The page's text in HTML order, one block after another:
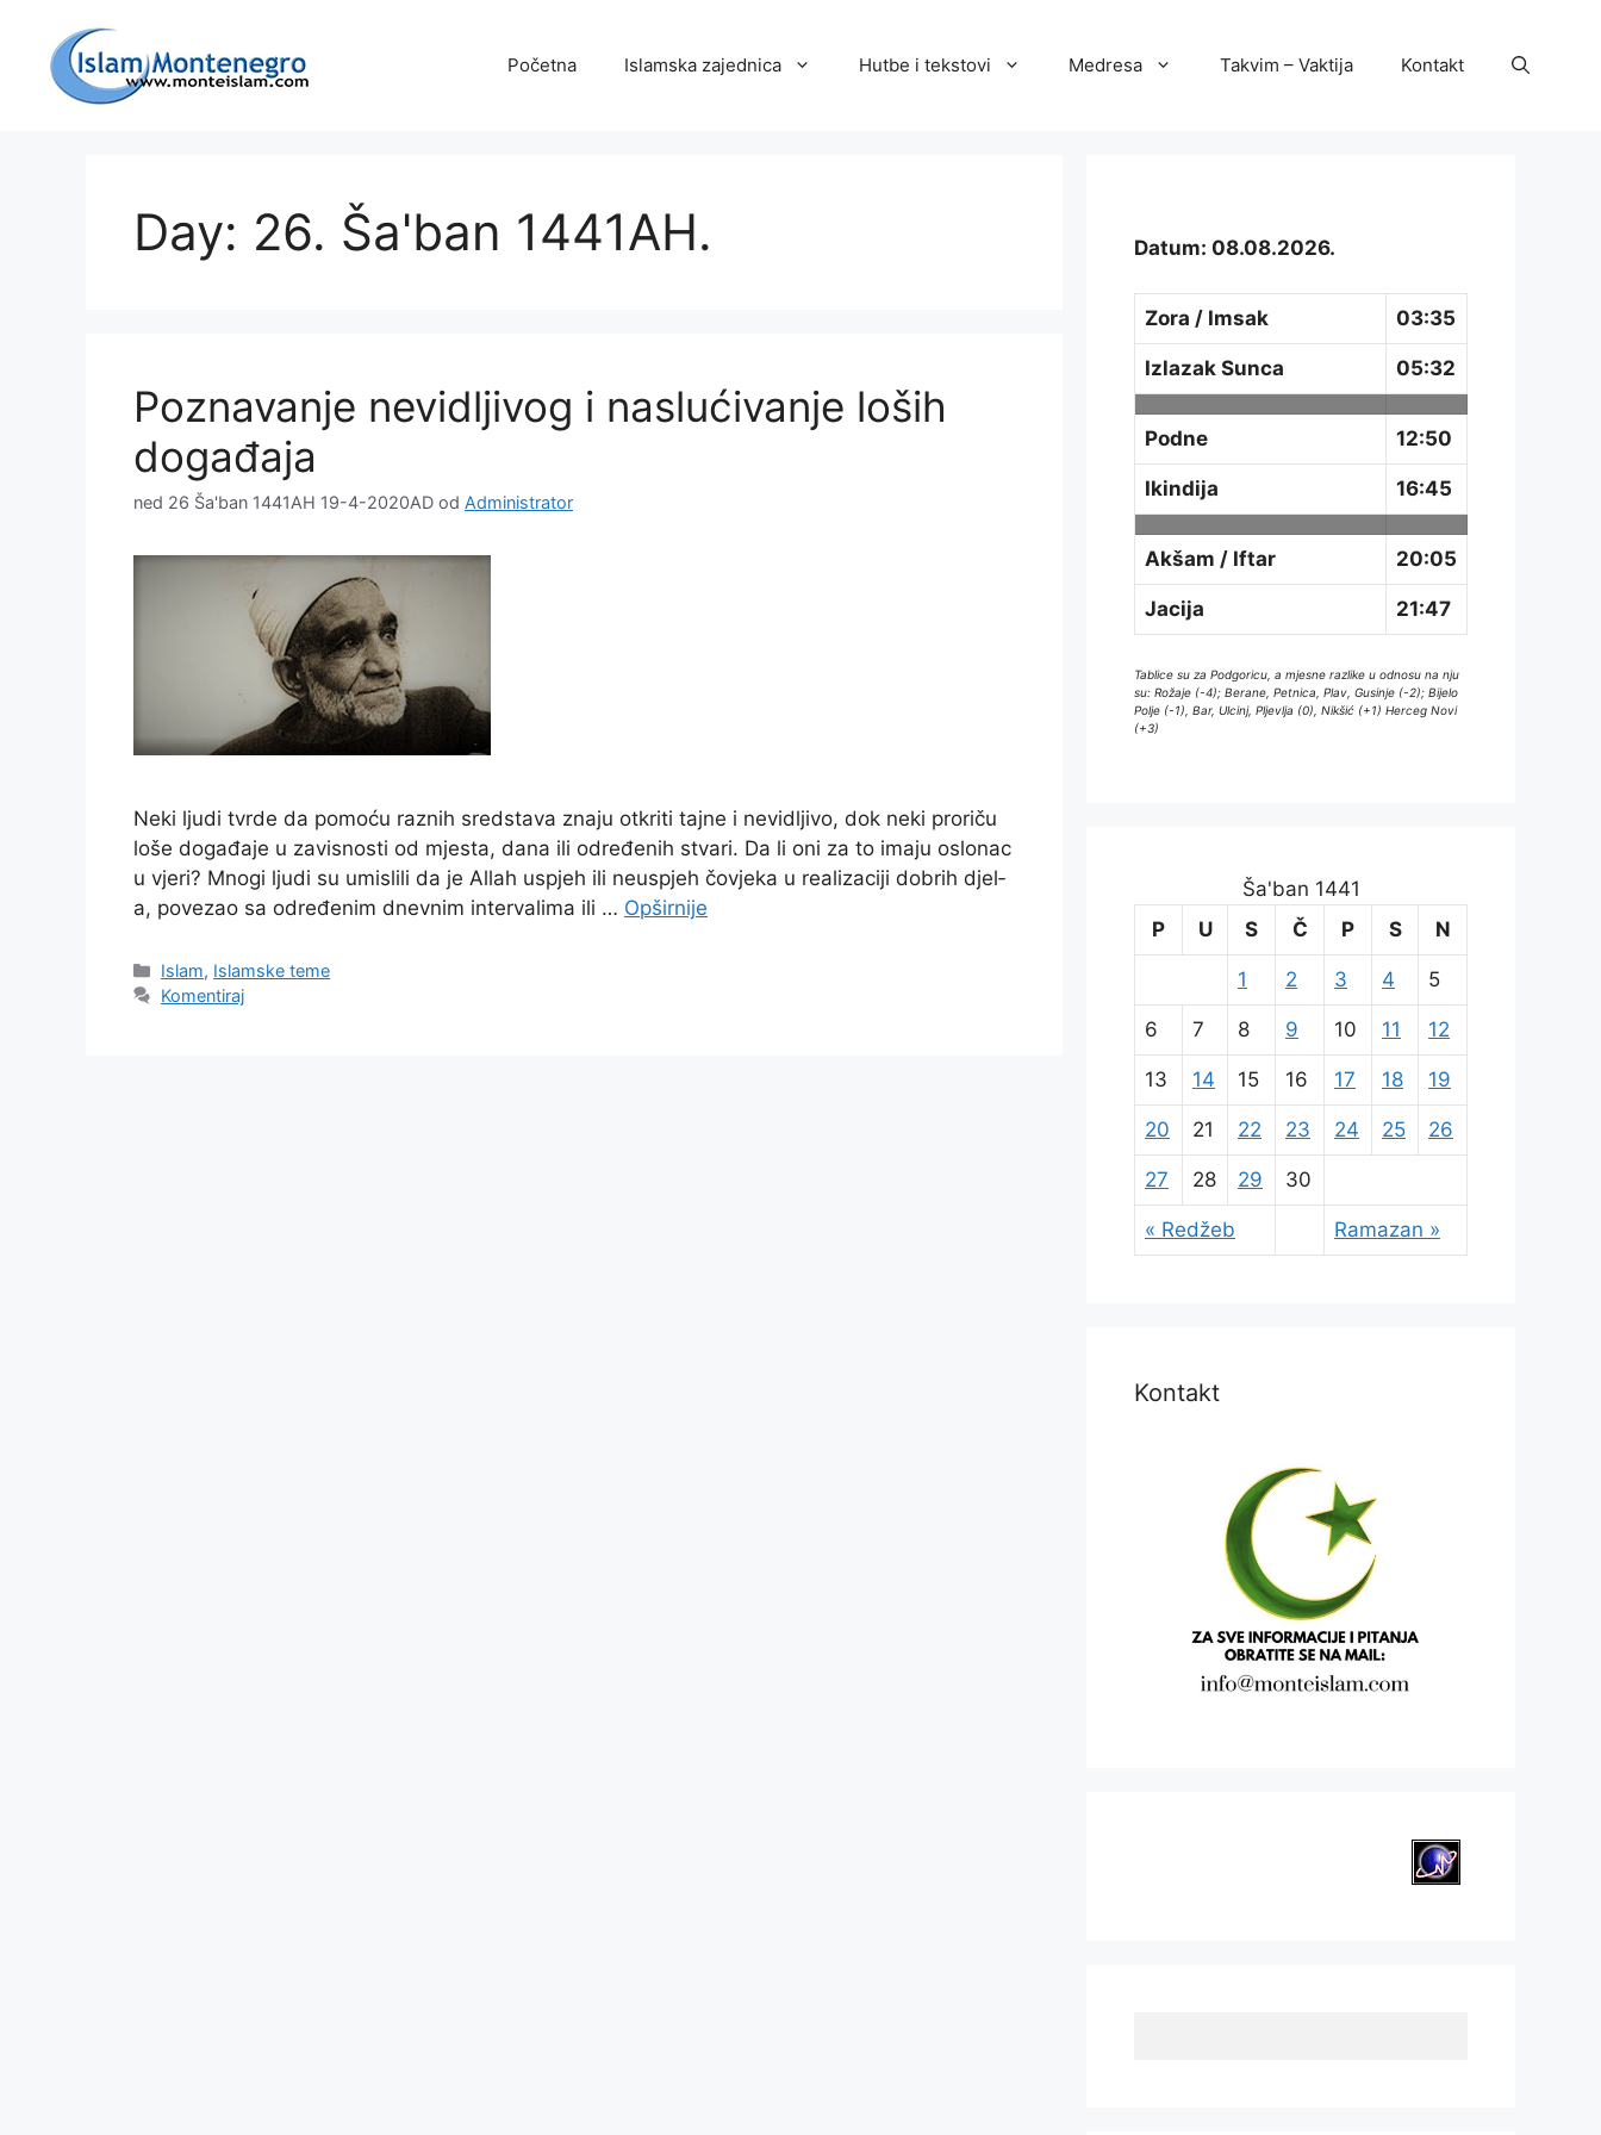
sadržaj
Početna Islamska zajednica Hutbe i tekstovi Medresa Takvim – Vaktija Kontakt
Day: 26. Ša'ban 1441AH.
Poznavanje nevidljivog i naslućivanje loših
događaja
ned 26 Ša'ban 1441AH 19-4-2020AD od Administrator
Neki ljudi tvrde da pomoću raznih sredstava znaju otkriti tajne i nevidljivo, dok neki proriču
loše događaje u zavisnosti od mjesta, dana ili određenih stvari. Da li oni za to imaju oslonac
u vjeri? Mnogi ljudi su umislili da je Allah uspjeh ili neuspjeh čovjeka u realizaciji dobrih djel­
a, povezao sa određenim dnevnim intervalima ili … Opširnije
Kategorije
Islam, Islamske teme
Komentiraj
Datum: 08.08.2026.
Zora / Imsak 03:35
Izlazak Sunca 05:32
Podne 12:50
Ikindija 16:45
Akšam / Iftar 20:05
Jacija 21:47
Tablice su za Podgoricu, a mjesne razlike u odnosu na nju
su: Rožaje (-4); Berane, Petnica, Plav, Gusinje (-2); Bijelo
Polje (-1), Bar, Ulcinj, Pljevlja (0), Nikšić (+1) Herceg Novi
(+3)
Ša'ban 1441
P
U S Č P S N
« Redžeb Ramazan »
1 2 3 4 5
6 7 8 9 10 11 12
13 14 15 16 17 18 19
20 21 22 23 24 25 26
27 28 29 30
Kontakt